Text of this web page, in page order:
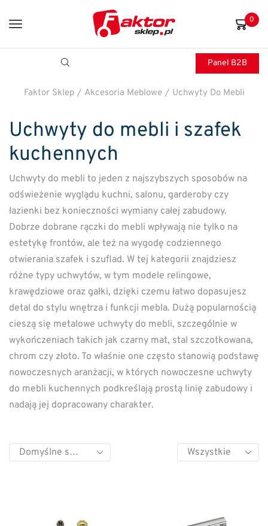
0
Panel B2B
Faktor Sklep / Akcesoria Meblowe / Uchwyty Do Mebli
Uchwyty do mebli i szafek
kuchennych
Uchwyty do mebli to jeden z najszybszych sposobów na
odświeżenie wyglądu kuchni, salonu, garderoby czy
łazienki bez konieczności wymiany całej zabudowy.
Dobrze dobrane rączki do mebli wpływają nie tylko na
estetykę frontów, ale też na wygodę codziennego
otwierania szafek i szuflad. W tej kategorii znajdziesz
różne typy uchwytów, w tym modele relingowe,
krawędziowe oraz gałki, dzięki czemu łatwo dopasujesz
detal do stylu wnętrza i funkcji mebla. Dużą popularnością
cieszą się metalowe uchwyty do mebli, szczególnie w
wykończeniach takich jak czarny mat, stal szczotkowana,
chrom czy złoto. To właśnie one często stanowią podstawę
nowoczesnych aranżacji, w których nowoczesne uchwyty
do mebli kuchennych podkreślają prostą linię zabudowy i
nadają jej dopracowany charakter.